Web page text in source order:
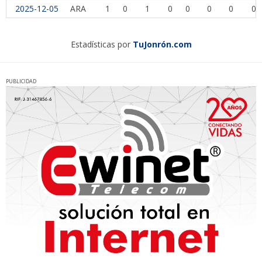
2025-12-05
ARA 1 0 1 0 0 0 0 0
Estadísticas por TuJonrón.com
PUBLICIDAD